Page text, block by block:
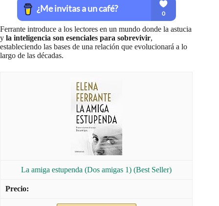
Ferrante introduce a los lectores en un mundo donde la astucia
y la inteligencia son esenciales para sobrevivir,
estableciendo las bases de una relación que evolucionará a lo
largo de las décadas.
La amiga estupenda (Dos amigas 1) (Best Seller)